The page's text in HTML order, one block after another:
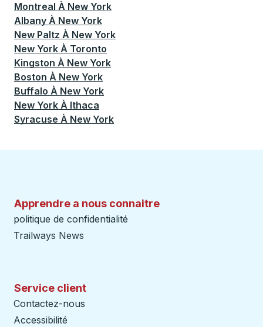
Montreal À New York
Albany À New York
New Paltz À New York
New York À Toronto
Kingston À New York
Boston À New York
Buffalo À New York
New York À Ithaca
Syracuse À New York
Apprendre a nous connaitre
politique de confidentialité
Trailways News
Service client
Contactez-nous
Accessibilité